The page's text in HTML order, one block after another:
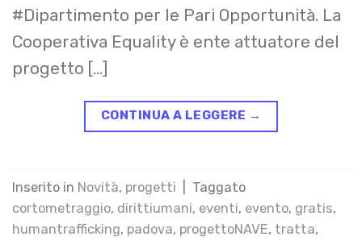
#Dipartimento per le Pari Opportunità. La
Cooperativa Equality è ente attuatore del
progetto […]
CONTINUA A LEGGERE →
Inserito in Novità, progetti
Taggato
cortometraggio, dirittiumani, eventi, evento, gratis,
humantrafficking, padova, progettoNAVE, tratta,